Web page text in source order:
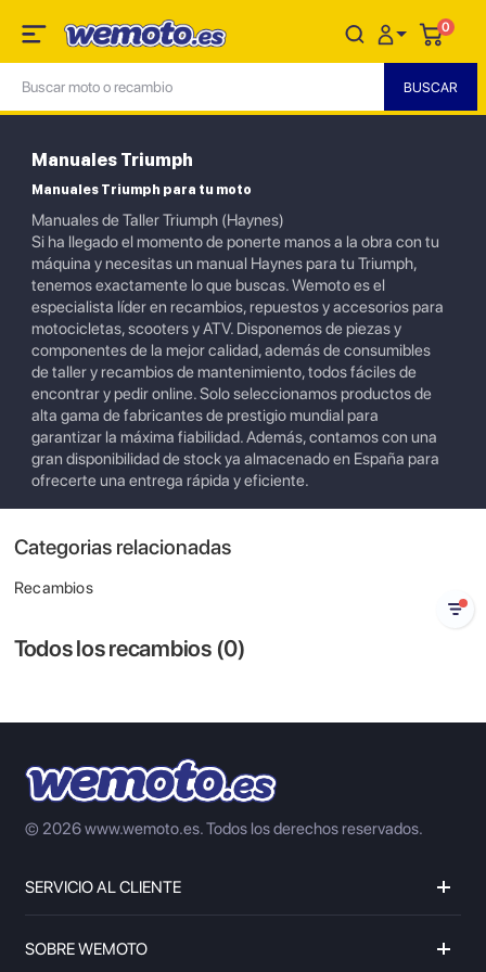
0
Manuales Triumph
Manuales Triumph para tu moto
Manuales de Taller Triumph (Haynes)
Si ha llegado el momento de ponerte manos a la obra con tu
máquina y necesitas un manual Haynes para tu Triumph,
tenemos exactamente lo que buscas. Wemoto es el
especialista líder en recambios, repuestos y accesorios para
motocicletas, scooters y ATV. Disponemos de piezas y
componentes de la mejor calidad, además de consumibles
de taller y recambios de mantenimiento, todos fáciles de
encontrar y pedir online. Solo seleccionamos productos de
alta gama de fabricantes de prestigio mundial para
garantizar la máxima fiabilidad. Además, contamos con una
gran disponibilidad de stock ya almacenado en España para
ofrecerte una entrega rápida y eficiente.
Categorias relacionadas
Recambios
Todos los recambios (0)
© 2026 www.wemoto.es.Todos los derechos reservados.
SERVICIO AL CLIENTE
SOBRE WEMOTO